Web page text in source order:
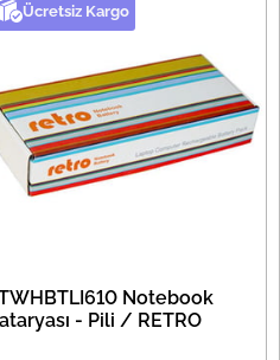
Ücretsiz Kargo
Notebook
- Pili / RETRO